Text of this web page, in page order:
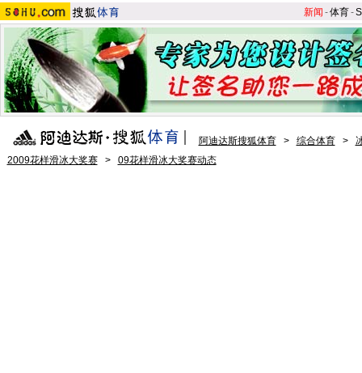
新闻 -体育-S
阿迪达斯搜狐体育 > 综合体育 >
2009花样滑冰大奖赛
> 09花样滑冰大奖赛动态